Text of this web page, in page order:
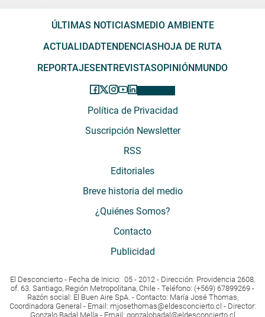
ÚLTIMAS NOTICIASMEDIO AMBIENTE
ACTUALIDADTENDENCIASHOJA DE RUTA
REPORTAJESENTREVISTASOPINIÓNMUNDO
Política de Privacidad
Suscripción Newsletter
RSS
Editoriales
Breve historia del medio
¿Quiénes Somos?
Contacto
Publicidad
El Desconcierto - Fecha de Inicio: 05 - 2012 - Dirección: Providencia 2608,
of. 63. Santiago, Región Metropolitana, Chile - Teléfono: (+569) 67899269 -
Razón social: El Buen Aire SpA. - Contacto: María José Thomas,
Coordinadora General - Email: mjosethomas@eldesconcierto.cl - Director:
Gonzalo Badal Mella - Email: gonzalobadal@eldesconcierto.cl